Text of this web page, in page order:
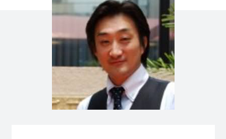
営業時間／10:00～20:00 定休日／年末年始
タップで電話をかける
来店・見学予約